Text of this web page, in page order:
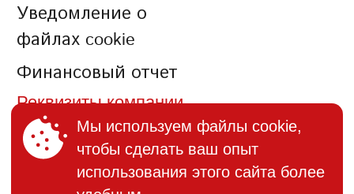
Уведомление о
файлах cookie
Финансовый отчет
Реквизиты компании
КОНТАКТЫ
Мы используем файлы cookie,
чтобы сделать ваш опыт
использования этого сайта более